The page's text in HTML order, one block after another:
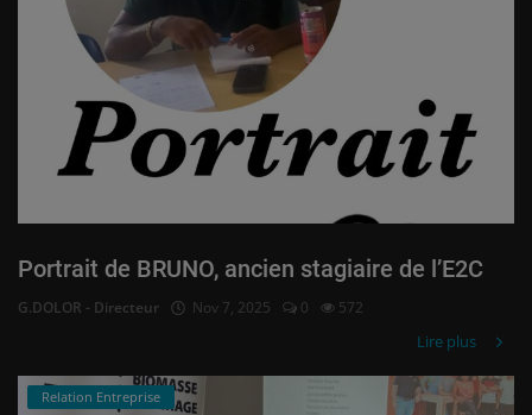
Portrait de BRUNO, ancien stagiaire de l’E2C
G.DOLOR - Directeur Nov 7, 2025 0 572
Lire plus
Relation Entreprise